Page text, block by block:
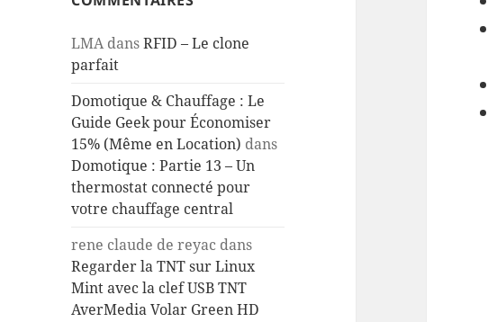
LMAdansRFID – Le clone
parfait
Domotique & Chauffage : Le
Guide Geek pour Économiser
15% (Même en Location) dans
Domotique : Partie 13 – Un
thermostat connecté pour
votre chauffage central
rene claude de reyac dans
Regarder la TNT sur Linux
Mint avec la clef USB TNT
AverMedia Volar Green HD